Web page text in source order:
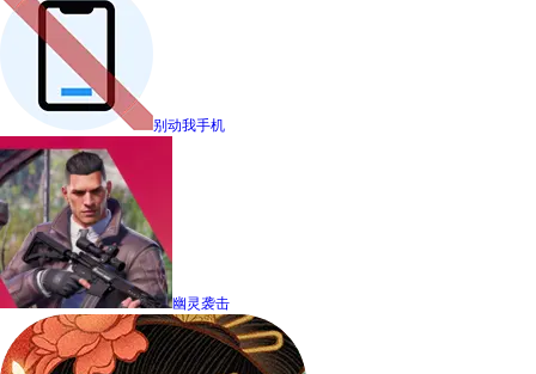
别动我手机
幽灵袭击